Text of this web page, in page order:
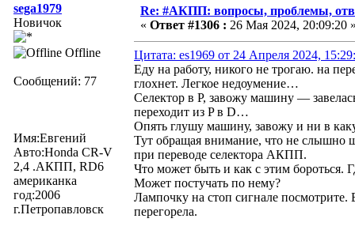
sega1979
Новичок
Offline
Сообщений: 77
Имя:Евгений
Авто:Honda CR-V
2,4 .АКПП, RD6
американка
год:2006
г.Петропавловск
Re: #АКПП: вопросы, проблемы,
« Ответ #1306 : 26 Мая 2024, 20:09:20
Цитата: es1969 от 24 Апреля 2024,
Еду на работу, никого не трогаю. на
глохнет. Легкое недоумение…
Селектор в Р, завожу машину —
переходит из P в D…
Опять глушу машину, завожу и ни в
Тут обращая внимание, что не слышно
при переводе селектора АКПП.
Что может быть и как с этим бороться.
Может постучать по нему?
Лампочку на стоп сигнале посмотрите.
перегорела.